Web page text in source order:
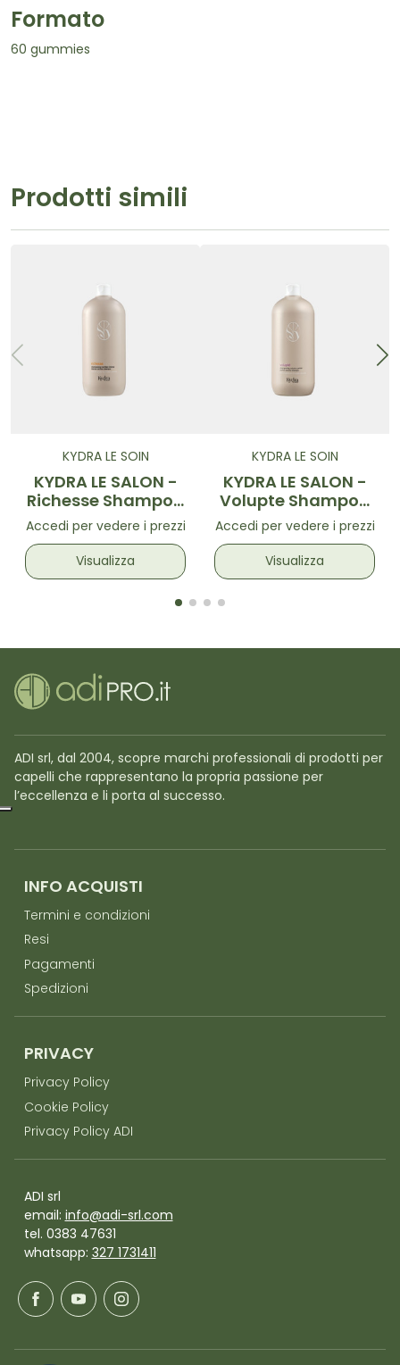
Formato
60 gummies
Prodotti simili
KYDRA LE SOIN
KYDRA LE SALON -
Richesse Shampoo
Ricarica 1l
Accedi per vedere i prezzi
Visualizza
KYDRA LE SOIN
KYDRA LE SALON -
Volupte Shampoo
Ricarica 1l
Accedi per vedere i prezzi
Visualizza
ADI srl, dal 2004, scopre marchi professionali di prodotti per
capelli che rappresentano la propria passione per
l’eccellenza e li porta al successo.
INFO ACQUISTI
Termini e condizioni
Resi
Pagamenti
Spedizioni
PRIVACY
Privacy Policy
Cookie Policy
Privacy Policy ADI
ADI srl
email: info@adi-srl.com
tel. 0383 47631
whatsapp: 327 1731411